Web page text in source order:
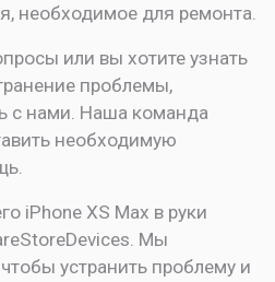
необходимое для ремонта.
или вы хотите узнать
проблемы,
с нами. Наша команда
необходимую
iPhone XS Max в руки
Мы
устранить проблему и